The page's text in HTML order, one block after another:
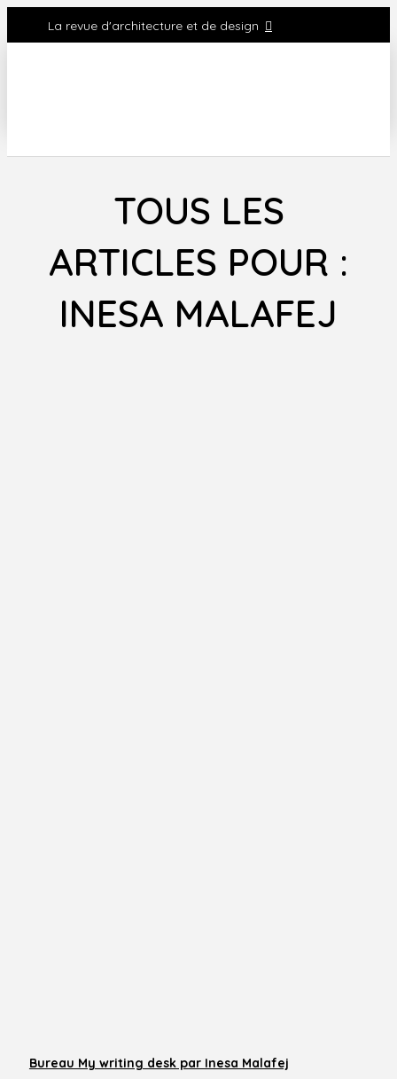
La revue d'architecture et de design
TOUS LES
ARTICLES POUR :
INESA MALAFEJ
Bureau My writing desk par Inesa Malafej